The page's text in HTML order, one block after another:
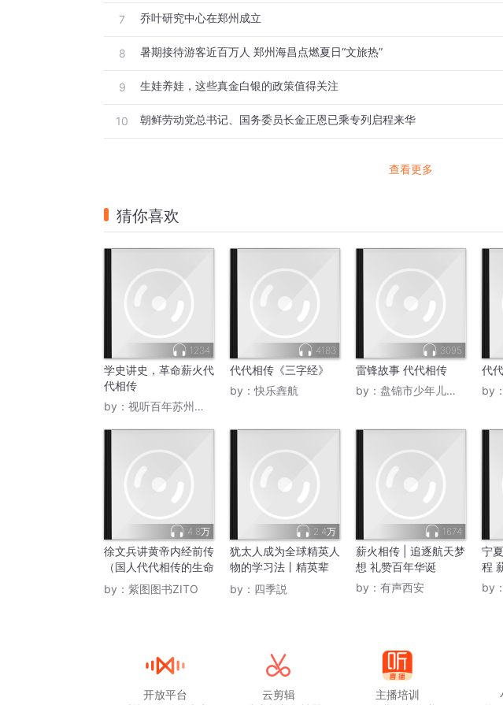
7 乔叶研究中心在郑州成立
8 暑期接待游客近百万人 郑州海昌点燃夏日“文旅热”
9 生娃养娃，这些真金白银的政策值得关注
10 朝鲜劳动党总书记、国务委员长金正恩已乘专列启程来华
查看更多
猜你喜欢
1234
学史讲史，革命薪火代
代相传
by： 视听百年苏州党史
4183
代代相传《三字经》
by：快乐錱航
3095
雷锋故事 代代相传
by： 盘锦市少年儿童图书馆
代
by：
4.8万
徐文兵讲黄帝内经前传
（国人代代相传的生命
大智慧）
by： 紫图图书ZITO
2.4万
犹太人成为全球精英人
物的学习法丨精英辈
出、财富代代相传，犹
太人的教育“塔木德黄
by： 四季説
1674
薪火相传 | 追逐航天梦
想 礼赞百年华诞
by： 有声西安
宁
程
by：
开放平台
云剪辑
主播培训